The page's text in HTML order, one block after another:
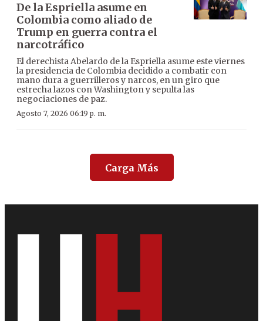
De la Espriella asume en
Colombia como aliado de
Trump en guerra contra el
narcotráfico
El derechista Abelardo de la Espriella asume este viernes
la presidencia de Colombia decidido a combatir con
mano dura a guerrilleros y narcos, en un giro que
estrecha lazos con Washington y sepulta las
negociaciones de paz.
Agosto 7, 2026 06:19 p. m.
Carga Más